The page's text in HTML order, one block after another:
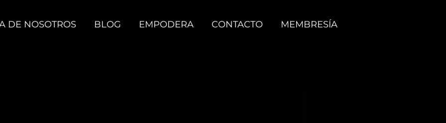
DE NOSOTROS BLOG EMPODERA CONTACTO MEMBRESÍA